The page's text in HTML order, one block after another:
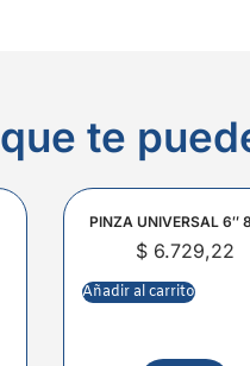
te
PINZA UNIVERSAL 6″
$6.729,22
Añadir al carrito